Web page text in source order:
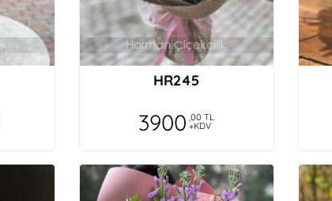
HR245
3900 ,00 TL
+KDV